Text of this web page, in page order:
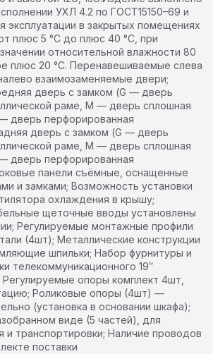
УХЛ 4.2 по ГОСТ15150–69 и
эксплуатации в закрытых помещениях
плюс 5 °С до плюс 40 °С, при
относительной влажности 80
плюс 20 °С. Перенавешиваемые слева
взаимозаменяемые двери;
дверь с замком (G — дверь
раме, M — дверь сплошная
дверь перфорированная
дверь с замком (G — дверь
раме, M — дверь сплошная
дверь перфорированная
панели съёмные, оснащенные
и замками; Возможность установки
охлаждения в крышу;
щеточные вводы установлены
Регулируемые монтажные профили
(4шт); Металлические конструкции
шпильки; Набор фурнитуры и
телекоммуникационного 19″
Регулируемые опоры комплект 4шт,
Роликовые опоры (4шт) —
(установка в основании шкафа);
виде (5 частей), для
и транспортировки; Наличие проводов
поставки